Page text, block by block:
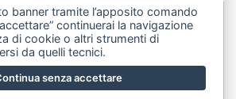
Andrea Cesare Giulio & C.- sede
Rismondo 112, 20153 Milano (Italia)
P.IVA 06614890967
banner tramite l’apposito comando
continuerai la navigazione
di cookie o altri strumenti di
da quelli tecnici.
senza accettare